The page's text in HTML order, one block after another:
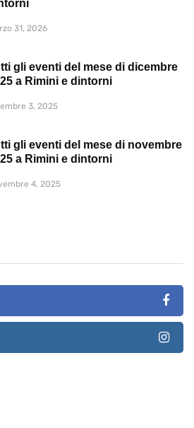
31, 2026
gli eventi del mese di dicembre
a Rimini e dintorni
3, 2025
gli eventi del mese di novembre
a Rimini e dintorni
4, 2025